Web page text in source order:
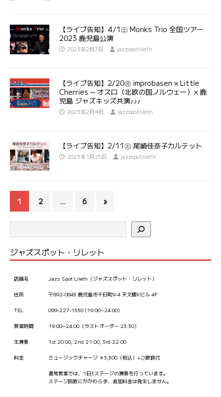
【ライブ告知】4/1㊏ Monks Trio 全国ツアー
2023 鹿児島公演
2023年2月7日 jazzspotlileth
【ライブ告知】2/20㊊ improbasen × Little
Cherries ~ オスロ（北欧の国ノルウェー）× 鹿
児島 ジャズキッズ共演♪♪♪
2023年2月4日 jazzspotlileth
【ライブ告知】2/11㊏ 尾崎佳奈子カルテット
2023年1月25日 jazzspotlileth
1 2 … 6 »
ジャズスポット・リレット
店舗名 Jazz Spot Lileth（ジャズスポット・リレット）
住所 〒892-0843 鹿児島市千日町9-4 天文館Kビル 4F
TEL 099-227-1330 (19:00~24:00)
営業時間 19:00~24:00（ラストオーダー 23:30）
生演奏 1st 20:00, 2nd 21:00, 3rd 22:00
料金 ミュージックチャージ ￥3,300（税込）+ご飲食代
通常営業では、1日3ステージの演奏を行っています。
ステージ回数にかかわらず、追加料金は発生しません。